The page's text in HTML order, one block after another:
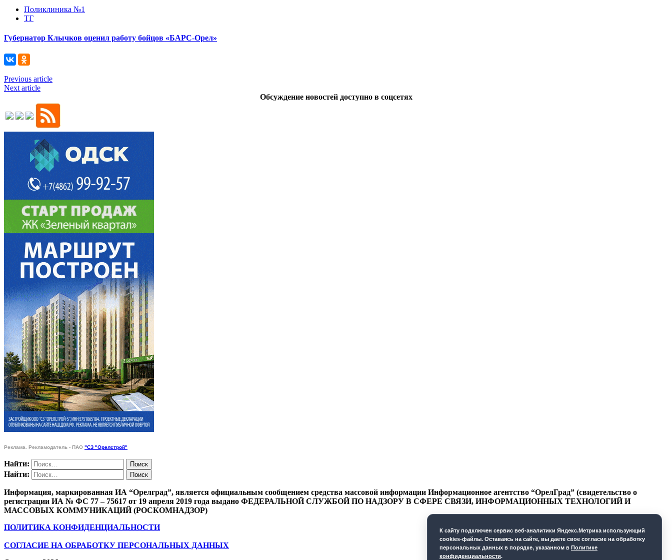
Поликлиника №1
ТГ
Губернатор Клычков оценил работу бойцов «БАРС-Орел»
Previous article
Next article
Обсуждение новостей доступно в соцсетях
Реклама. Рекламодатель - ПАО "СЗ "Орелстрой"
Найти:
Найти:
Информация, маркированная ИА “Орелград”, является официальным сообщением средства массовой информации Информационное агентство “ОрелГрад” (свидетельство о
регистрации ИА № ФС 77 – 75617 от 19 апреля 2019 года выдано ФЕДЕРАЛЬНОЙ СЛУЖБОЙ ПО НАДЗОРУ В СФЕРЕ СВЯЗИ, ИНФОРМАЦИОННЫХ ТЕХНОЛОГИЙ И
МАССОВЫХ КОММУНИКАЦИЙ (РОСКОМНАДЗОР)
ПОЛИТИКА КОНФИДЕНЦИАЛЬНОСТИ
СОГЛАСИЕ НА ОБРАБОТКУ ПЕРСОНАЛЬНЫХ ДАННЫХ
К cайту подключен сервис веб-аналитики Яндекс.Метрика использующий
cookies-файлы. Оставаясь на сайте, вы даете свое согласие на обработку
персональных данных в порядке, указанном в Политике
конфиденциальности.